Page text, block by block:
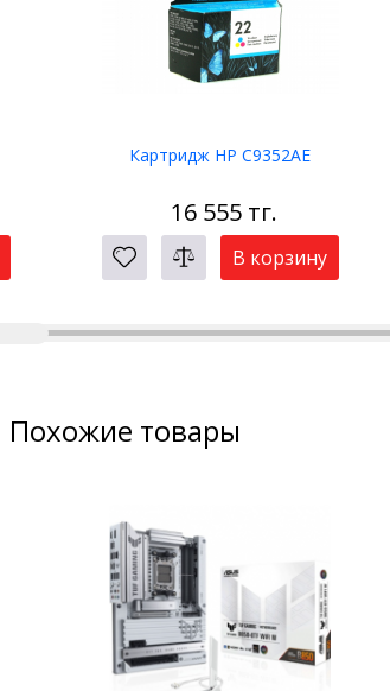
Картридж HP C9352AE
16 555тг.
В корзину
Похожие товары